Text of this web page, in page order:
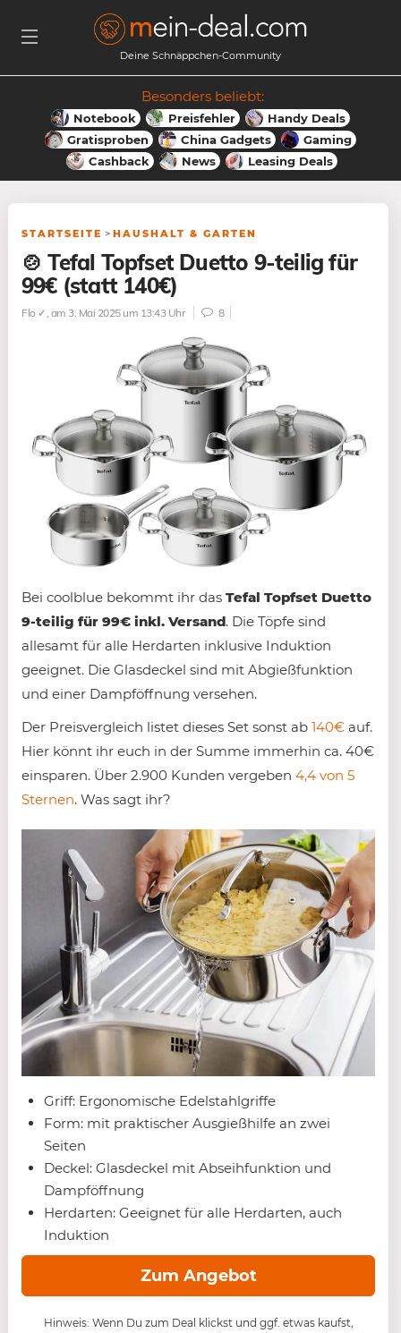
Deine Schnäppchen-Community
Besonders beliebt:
Notebook Preisfehler
Handy Deals
Gratisproben
China Gadgets
Gaming
Cashback
News Leasing Deals
STARTSEITE > HAUSHALT & GARTEN
🍲 Tefal Topfset Duetto 9-teilig für
99€ (statt 140€)
Flo ✓ , am 3. Mai 2025 um 13:43 Uhr 8
Bei coolblue bekommt ihr das Tefal Topfset Duetto
9-teilig für 99€ inkl. Versand. Die Töpfe sind
allesamt für alle Herdarten inklusive Induktion
geeignet. Die Glasdeckel sind mit Abgießfunktion
und einer Dampföffnung versehen.
Der Preisvergleich listet dieses Set sonst ab 140€ auf.
Hier könnt ihr euch in der Summe immerhin ca. 40€
einsparen. Über 2.900 Kunden vergeben 4,4 von 5
Sternen. Was sagt ihr?
Griff: Ergonomische Edelstahlgriffe
Form: mit praktischer Ausgießhilfe an zwei
Seiten
Deckel: Glasdeckel mit Abseihfunktion und
Dampföffnung
Herdarten: Geeignet für alle Herdarten, auch
Induktion
Zum Angebot
Hinweis: Wenn Du zum Deal klickst und ggf. etwas kaufst,